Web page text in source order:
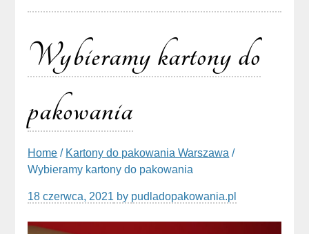
Wybieramy kartony do
pakowania
Home / Kartony do pakowania Warszawa /
Wybieramy kartony do pakowania
18 czerwca, 2021 by pudladopakowania.pl